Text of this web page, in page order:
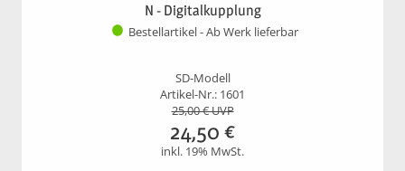
N - Digitalkupplung
Bestellartikel - Ab Werk lieferbar
SD-Modell
Artikel-Nr.: 1601
25,00€ UVP
24,50 €
inkl. 19% MwSt.